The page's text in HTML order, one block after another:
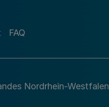
FAQ
Nordrhein-Westfalen